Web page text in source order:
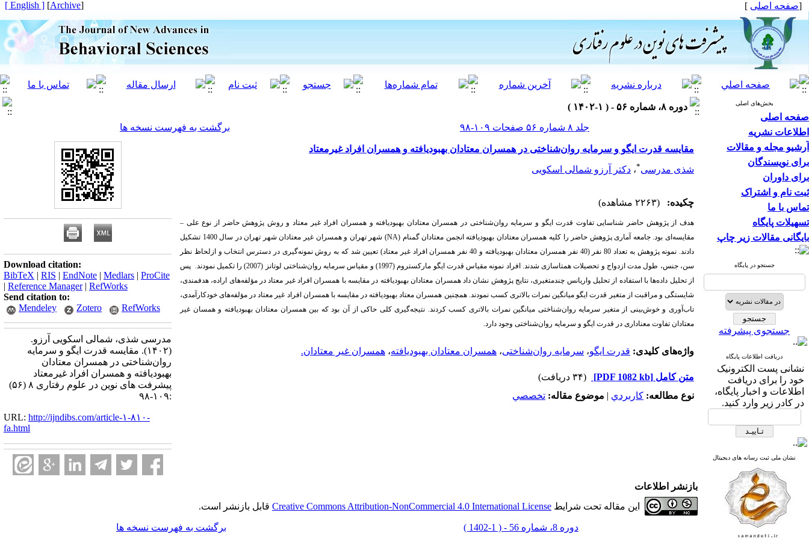
[صفحه اصلی ]
[
Archive
]
[ English ]
بخش‌های اصلی
صفحه اصلی
اطلاعات نشریه
آرشیو مجله و مقالات
برای نویسندگان
برای داوران
ثبت نام و اشتراک
تماس با ما
تسهیلات پایگاه
بایگانی مقالات زیر چاپ
جستجو در پایگاه
جستجوی پیشرفته
دریافت اطلاعات پایگاه
نشانی پست الکترونیک
خود را برای دریافت
اطلاعات و اخبار پایگاه،
در کادر زیر وارد کنید.
نشان ملی ثبت رسانه های دیجیتال
دوره ۸، شماره ۵۶ - ( ۱-۱۴۰۲ )
جلد ۸ شماره ۵۶ صفحات ۱۰۹-۹۸
برگشت به فهرست نسخه ها
مقایسه قدرت ایگو و سرمایه روان‌شناختی در همسران معتادان بهبودیافته و همسران افراد غیرمعتاد
شذی مدرسی*، دکتر آرزو شمالی اسکویی
چکیده: (۲۲۶۳ مشاهده)
هدف از پژوهش حاضر شناسایی تفاوت قدرت ایگو و سرمایه روان‌شناختی در همسران معتادان بهبودیافته و همسران افراد غیر معتاد و روش پژوهش حاضر از نوع علی –
مقایسه‌ای بود. جامعه آماری پژوهش حاضر را کلیه همسران معتادان بهبودیافته انجمن معتادان گمنام (NA
) شهر تهران و همسران غیر معتادان شهر تهران در سال 1400 تشکیل
دادند. نمونه پژوهش به تعداد 80 نفر (40 نفر همسران معتادان بهبودیافته و 40 نفر همسران افراد غیر معتاد) تعیین شد که به روش نمونه‌گیری در دسترس انتخاب و ازلحاظ نظر
سن، جنس، طول مدت ازدواج و تحصیلات همتاسازی شدند. افراد نمونه مقیاس قدرت ایگو مارکستروم (1997) و مقیاس سرمایه روان‌شناختی لوتانز (2007) را تکمیل نمودند. پس
از تحلیل داده‌ها با استفاده از تحلیل واریانس چندمتغیری، نتایج پژوهش نشان داد همسران معتادان بهبودیافته در مقایسه با همسران افراد غیر معتاد در مؤلفه‌های اراده، هدفمندی،
شایستگی و مراقبت از متغیر قدرت ایگو میانگین نمرات بالاتری کسب نمودند. همچنین همسران معتاد بهبودیافته در مقایسه با همسران افراد غیر معتاد در مؤلفه‌های خودکارآمدی،
تاب‌آوری و خوش‌بینی از متغیر سرمایه روان‌شناختی میانگین نمرات بالاتری کسب کردند. نتیجه‌گیری کلی حاکی از آن بود که بین همسران معتادان بهبودیافته و همسان غیر
معتادان تفاوت معناداری در قدرت ایگو و سرمایه روان‌شناختی وجود دارد.
واژه‌های کلیدی: قدرت ایگو، سرمایه روان‌شناختی، همسران معتادان بهبودیافته، همسران غیر معتادان.
متن کامل [PDF 1082 kb]
(۳۴ دریافت)
نوع مطالعه: كاربردي | موضوع مقاله: تخصصي
Download citation:
BibTeX | RIS | EndNote | Medlars | ProCite
| Reference Manager| RefWorks
Send citation to:
Mendeley
Zotero RefWorks
مدرسی شذی، شمالی اسکویی آرزو.
(۱۴۰۲).
مقایسه قدرت ایگو و سرمایه
روان‌شناختی در همسران معتادان
بهبودیافته و همسران افراد غیرمعتاد
پیشرفت های نوین در علوم رفتاری ۸ (۵۶)
:۱۰۹-۹۸
URL: http://ijndibs.com/article-۱-۸۱۰-
fa.html
بازنشر اطلاعات
این مقاله تحت شرایط Creative Commons Attribution-NonCommercial 4.0 International License قابل بازنشر است.
دوره 8، شماره 56 - ( 1-1402 ) برگشت به فهرست نسخه ها